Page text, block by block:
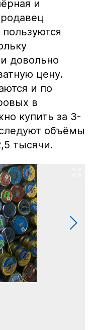
и
довольно
цену.
и по
в
купить за 3-
объёмы
тысячи.